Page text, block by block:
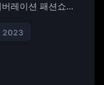
레이션 패션쇼를
진 애프터 파티
리를 포함해 많
2023